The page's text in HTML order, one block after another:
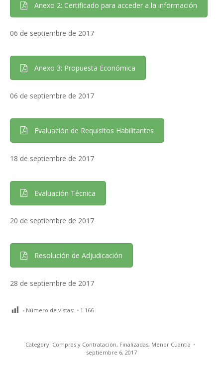
Anexo 2: Certificado para acceder a la información
06 de septiembre de 2017
Anexo 3: Propuesta Económica
06 de septiembre de 2017
Evaluación de Requisitos Habilitantes
18 de septiembre de 2017
Evaluación Técnica
20 de septiembre de 2017
Resolución de Adjudicación
28 de septiembre de 2017
Número de vistas: 1.166
Category: Compras y Contratación, Finalizadas, Menor Cuantía
septiembre 6, 2017